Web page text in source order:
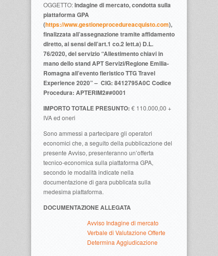
OGGETTO:Indagine di mercato, condotta sulla
piattaforma GPA
(https://www.gestioneprocedureacquisto.com),
finalizzata all’assegnazione tramite affidamento
diretto, ai sensi dell’art.1 co.2 lett.a) D.L.
76/2020, del servizio “Allestimento chiavi in
mano dello stand APT Servizi/Regione Emilia-
Romagna all’evento fieristico TTG Travel
Experience 2020” – CIG: 8412795A0C Codice
Procedura: APTERIM2##0001
IMPORTO TOTALE PRESUNTO: € 110.000,00 +
IVA ed oneri
Sono ammessi a partecipare gli operatori
economici che, a seguito della pubblicazione del
presente Avviso, presenteranno un’offerta
tecnico-economica sulla piattaforma GPA,
secondo le modalità indicate nella
documentazione di gara pubblicata sulla
medesima piattaforma.
DOCUMENTAZIONE ALLEGATA
Avviso Indagine di mercato
Verbale di Valutazione Offerte
Determina Aggiudicazione